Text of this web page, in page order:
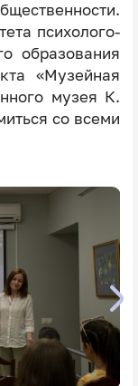
психолого-
образования
«Музейная
музея К.
со всеми